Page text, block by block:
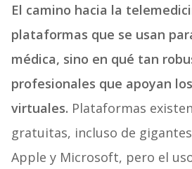
El camino hacia la
plataformas que se usan
médica, sino en qué tan
profesionales que apoyan
virtuales. Plataformas
gratuitas, incluso de
Apple y Microsoft, pero el